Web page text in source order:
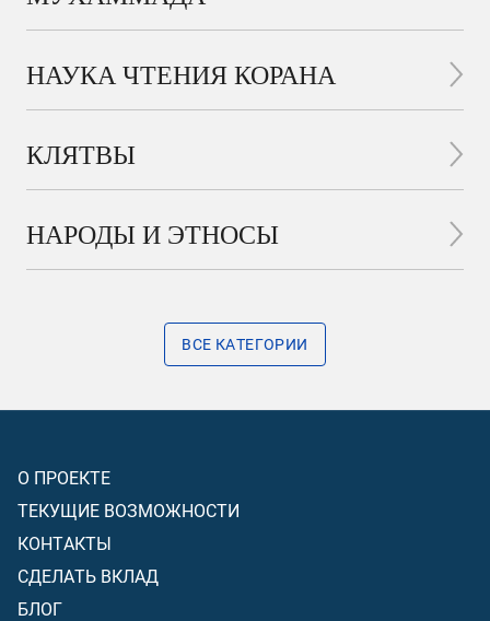
НАУКА ЧТЕНИЯ КОРАНА
КЛЯТВЫ
НАРОДЫ И ЭТНОСЫ
ВСЕ КАТЕГОРИИ
О ПРОЕКТЕ
ТЕКУЩИЕ ВОЗМОЖНОСТИ
КОНТАКТЫ
СДЕЛАТЬ ВКЛАД
БЛОГ